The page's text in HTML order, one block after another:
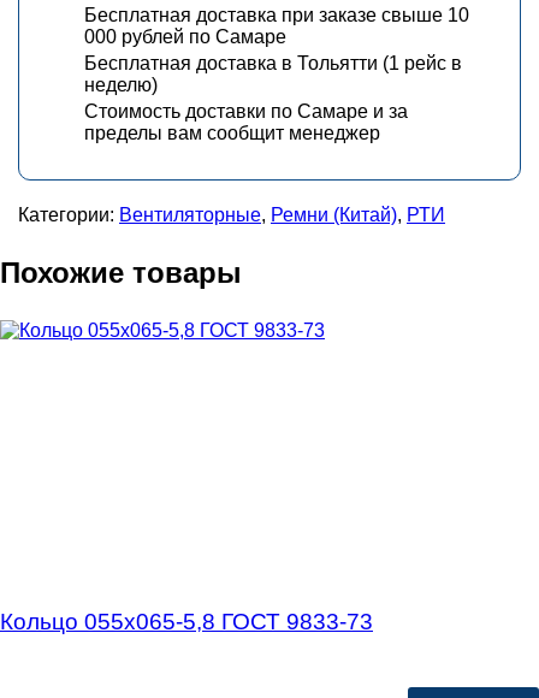
Бесплатная доставка при заказе свыше 10
000 рублей по Самаре
Бесплатная доставка в Тольятти (1 рейс в
неделю)
Стоимость доставки по Самаре и за
пределы вам сообщит менеджер
Категории: Вентиляторные, Ремни (Китай), РТИ
Похожие товары
Кольцо 055х065-5,8 ГОСТ 9833-73